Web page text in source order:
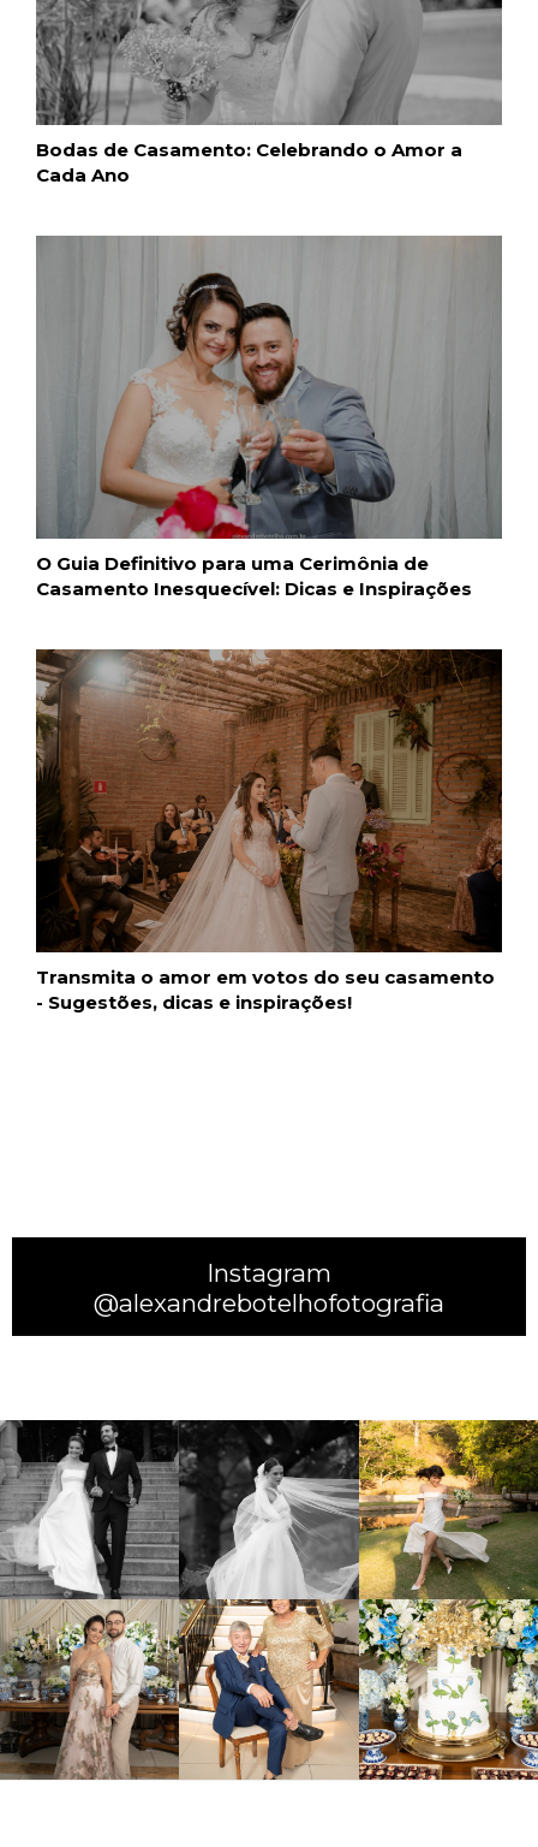
Bodas de Casamento: Celebrando o Amor a
Cada Ano
O Guia Definitivo para uma Cerimônia de
Casamento Inesquecível: Dicas e Inspirações
Transmita o amor em votos do seu casamento
- Sugestões, dicas e inspirações!
Instagram
@alexandrebotelhofotografia